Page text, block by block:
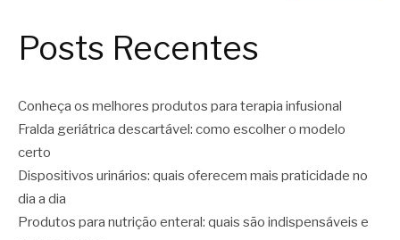
Posts Recentes
Conheça os melhores produtos para terapia infusional
Fralda geriátrica descartável: como escolher o modelo
certo
Dispositivos urinários: quais oferecem mais praticidade no
dia a dia
Produtos para nutrição enteral: quais são indispensáveis e